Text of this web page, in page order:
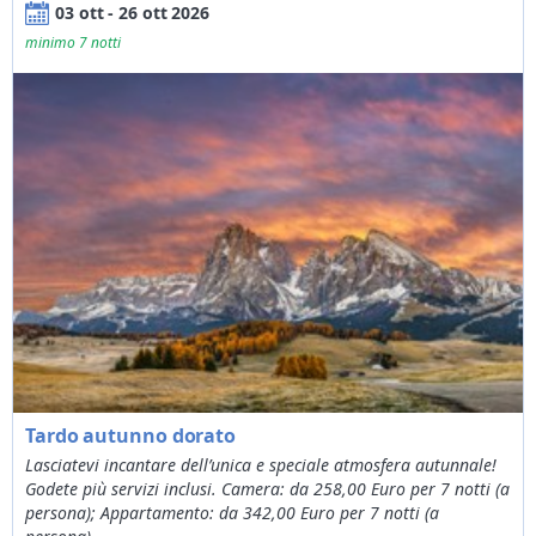
03 ott - 26 ott 2026
minimo 7 notti
Tardo autunno dorato
Lasciatevi incantare dell’unica e speciale atmosfera autunnale!
Godete più servizi inclusi. Camera: da 258,00 Euro per 7 notti (a
persona); Appartamento: da 342,00 Euro per 7 notti (a